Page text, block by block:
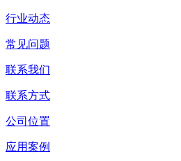
行业动态
常见问题
联系我们
联系方式
公司位置
应用案例